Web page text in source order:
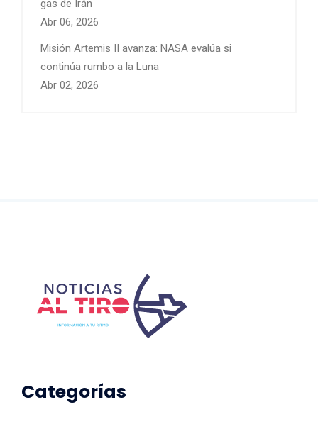
gas de Irán
Abr 06, 2026
Misión Artemis II avanza: NASA evalúa si
continúa rumbo a la Luna
Abr 02, 2026
Categorías